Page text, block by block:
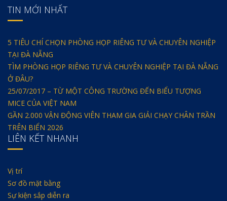
TIN MỚI NHẤT
5 TIÊU CHÍ CHỌN PHÒNG HỌP RIÊNG TƯ VÀ CHUYÊN NGHIỆP
TẠI ĐÀ NẴNG
TÌM PHÒNG HỌP RIÊNG TƯ VÀ CHUYÊN NGHIỆP TẠI ĐÀ NẴNG
Ở ĐÂU?
25/07/2017 – TỪ MỘT CÔNG TRƯỜNG ĐẾN BIỂU TƯỢNG
MICE CỦA VIỆT NAM
GẦN 2.000 VẬN ĐỘNG VIÊN THAM GIA GIẢI CHẠY CHÂN TRẦN
TRÊN BIỂN 2026
LIÊN KẾT NHANH
Vị trí
Sơ đồ mặt bằng
Sự kiện sắp diễn ra